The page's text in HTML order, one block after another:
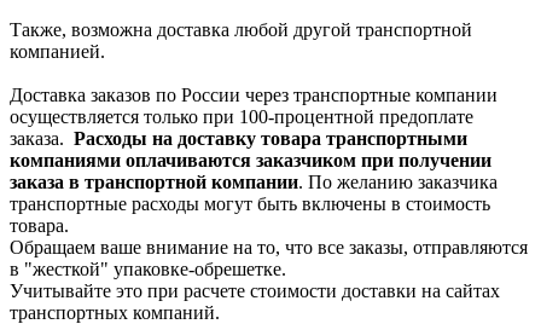
Также, возможна доставка любой другой транспортной
компанией.
Доставка заказов по России через транспортные компании
осуществляется только при 100-процентной предоплате
заказа. Расходы на доставку товара транспортными
компаниями оплачиваются заказчиком при получении
заказа в транспортной компании. По желанию заказчика
транспортные расходы могут быть включены в стоимость
товара.
Обращаем ваше внимание на то, что все заказы, отправляются
в "жесткой" упаковке-обрешетке.
Учитывайте это при расчете стоимости доставки на сайтах
транспортных компаний.